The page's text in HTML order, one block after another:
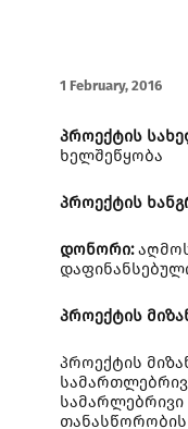
1 February, 2016
პროექტის
ხელშეწყობა
პროექტის
დონორი:
პროექტის
პროექტის
თანასწორობის